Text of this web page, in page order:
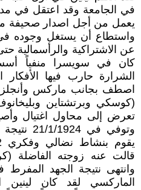
في الجامعة وقد اعتقل في
يعمل من أجل اصدار صحيفة
واستطاع أن يستغل وجوده
كان في سويسرا منفياً
الشرارة حارب فيها الأفكار
اصطف بجانب ماركس
(كوسكي وبرتشتاين
تعرض إلى محاول اغتيال
وتوفي
قالت عنه زوجته الفاضلة
وانتهى نتيجة الجهد
الماركسي لقد كان